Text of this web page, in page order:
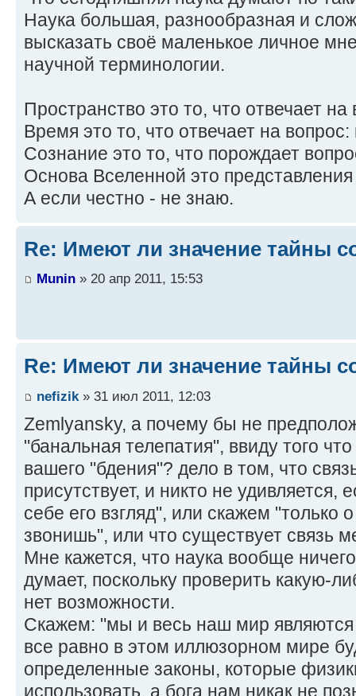
Наука большая, разнообразная и
высказать своё маленькое личное
научной терминологии.
Пространство это то, что отвечает на
Время это то, что отвечает на вопрос:
Сознание это то, что порождает
Основа Вселенной это
А если честно - не знаю.
Re: Имеют ли значение тайны
Munin » 20 апр 2011, 15:53
Re: Имеют ли значение тайны
nefizik » 31 июл 2011, 12:03
Zemlyansky, а почему бы не
"банальная телепатия", ввиду того
вашего "бдения"? дело в том, что
присутствует, и никто не удивляется,
себе его взгляд", или скажем "только
звонишь", или что существует связь
Мне кажется, что наука вообще
думает, поскольку проверить какую-
нет возможности.
Скажем: "мы и весь наш мир являются
все равно в этом иллюзорном мире
определенные законы, которые
использовать, а бога нам никак не